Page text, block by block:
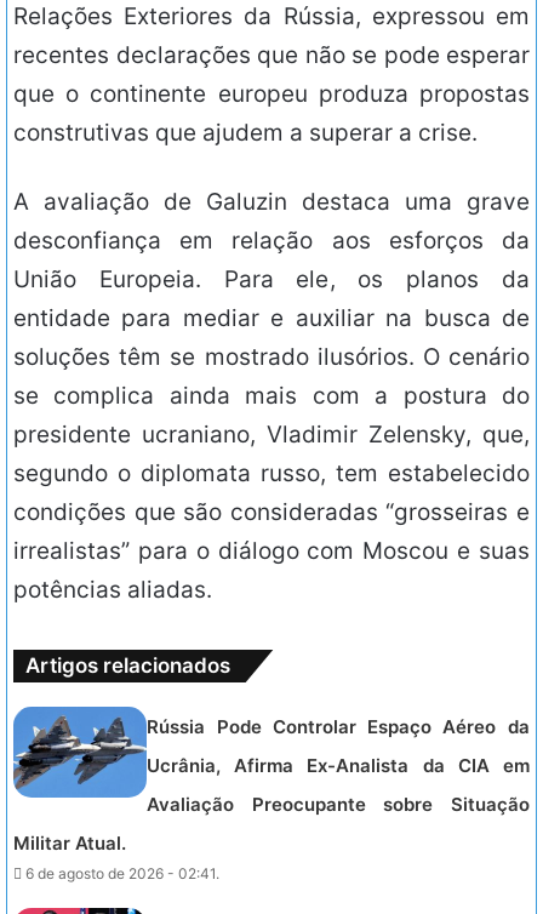
Relações Exteriores da Rússia, expressou em
recentes declarações que não se pode esperar
que o continente europeu produza propostas
construtivas que ajudem a superar a crise.
A avaliação de Galuzin destaca uma grave
desconfiança em relação aos esforços da
União Europeia. Para ele, os planos da
entidade para mediar e auxiliar na busca de
soluções têm se mostrado ilusórios. O cenário
se complica ainda mais com a postura do
presidente ucraniano, Vladimir Zelensky, que,
segundo o diplomata russo, tem estabelecido
condições que são consideradas “grosseiras e
irrealistas” para o diálogo com Moscou e suas
potências aliadas.
Artigos relacionados
Rússia Pode Controlar Espaço Aéreo da
Ucrânia, Afirma Ex-Analista da CIA em
Avaliação Preocupante sobre Situação
Militar Atual.
6 de agosto de 2026 - 02:41.